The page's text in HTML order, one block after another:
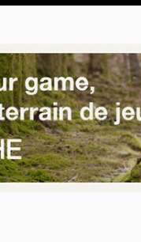
de confidentialité
Tout refuser
Vidéos